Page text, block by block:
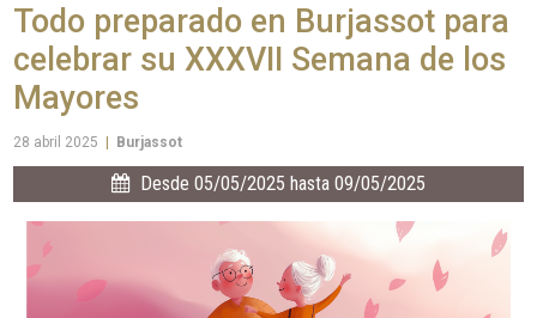
Todo preparado en Burjassot para
celebrar su XXXVII Semana de los
Mayores
28 abril 2025 Burjassot
Desde 05/05/2025 hasta 09/05/2025